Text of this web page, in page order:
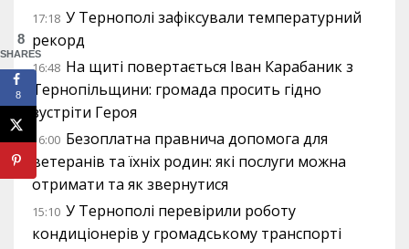
17:18 У Тернополі зафіксували температурний
рекорд
16:48 На щиті повертається Іван Карабаник з
Тернопільщини: громада просить гідно
зустріти Героя
16:00 Безоплатна правнича допомога для
ветеранів та їхніх родин: які послуги можна
отримати та як звернутися
15:10 У Тернополі перевірили роботу
кондиціонерів у громадському транспорті
8
SHARES
8